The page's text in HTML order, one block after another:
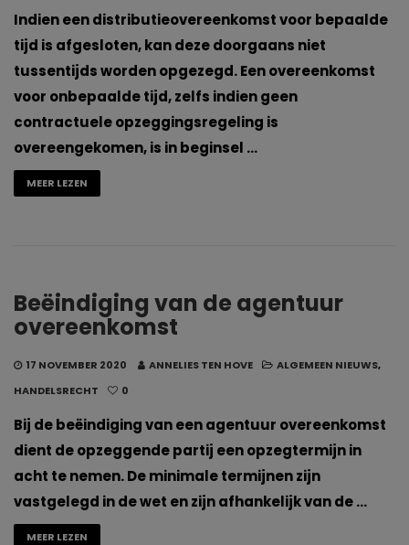
Indien een distributieovereenkomst voor bepaalde
tijd is afgesloten, kan deze doorgaans niet
tussentijds worden opgezegd. Een overeenkomst
voor onbepaalde tijd, zelfs indien geen
contractuele opzeggingsregeling is
overeengekomen, is in beginsel …
MEER LEZEN
Beëindiging van de agentuur
overeenkomst
17 NOVEMBER 2020 ANNELIES TEN HOVE ALGEMEEN NIEUWS,
HANDELSRECHT
0
Bij de beëindiging van een agentuur overeenkomst
dient de opzeggende partij een opzegtermijn in
acht te nemen. De minimale termijnen zijn
vastgelegd in de wet en zijn afhankelijk van de …
MEER LEZEN